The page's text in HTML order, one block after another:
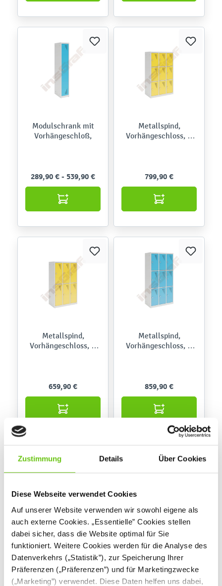
Zustimmung Details Über Cookies
Diese Webseite verwendet Cookies
Auf unserer Website verwenden wir sowohl eigene als
auch externe Cookies. „Essentielle” Cookies stellen
dabei sicher, dass die Website optimal für Sie
funktioniert. Weitere Cookies werden für die Analyse des
Datenverkehrs („Statistik”), zur Speicherung Ihrer
Präferenzen („Präferenzen”) und für Marketingzwecke
(„Marketing”) verwendet. Diese Daten helfen uns dabei,
Modulschrank mit
Vorhängeschloß,
289,90 € - 539,90 €
Metallspind,
Vorhängeschloss, H
799,90 €
Metallspind,
Vorhängeschloss, H
659,90 €
Metallspind,
Vorhängeschloss, H
859,90 €
Metallspind,
Vorhängeschloss, H
180 cm, mit 12
Fächern
Metallspind, 2-türig
mit Trennwand, mit
Vorhängeschloss
Produktnummer:803124